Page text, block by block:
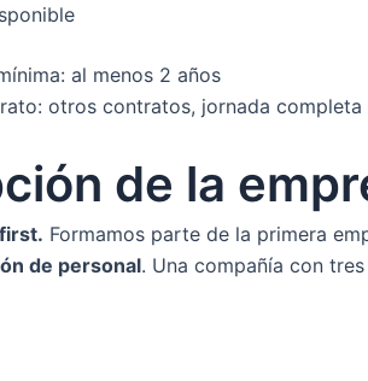
al menos 2 años
otros contratos, jornada completa
de la
Formamos parte de la primera
de personal. Una compañía con